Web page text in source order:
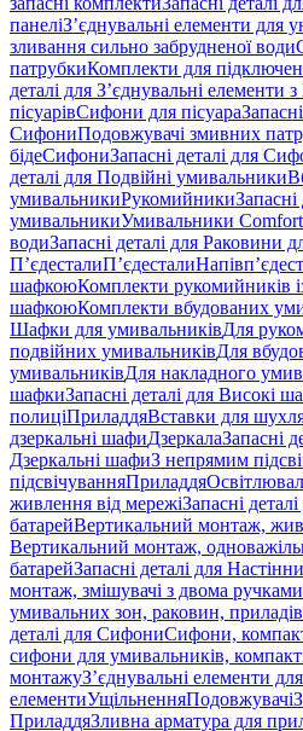
панеліЗ’єднувальні елементи для
зливання сильно забрудненої води
патрубкиКомплекти для
деталі для З’єднувальні елементи
пісуарівСифони для пісуара
СифониПодовжувачі змивних
бідеСифониЗапасні деталі для
деталі для Подвійні умивальники
умивальникиРукомийники
умивальникиУмивальники Comfort
водиЗапасні деталі для Раковини
П’єдесталиП’єдестали
шафкоюКомплекти рукомийників
шафкоюКомплекти вбудованих
Шафки для умивальниківДля
подвійних умивальниківДля
умивальниківДля накладного
шафкиЗапасні деталі для Високі
полиціПриладдяВставки для
дзеркальні шафиДзеркалаЗапасні
Дзеркальні шафиЗ непрямим
підсвічуванняПриладдя
живлення від мережіЗапасні
батарейВертикальний монтаж,
Вертикальний монтаж,
батарейЗапасні деталі для
монтаж, змішувачі з двома ручками
умивальних зон, раковин,
деталі для СифониСифони,
сифони для умивальників,
монтажуЗ’єднувальні елементи
елементиУщільненняПодовжувачі
ПриладдяЗливна арматура для